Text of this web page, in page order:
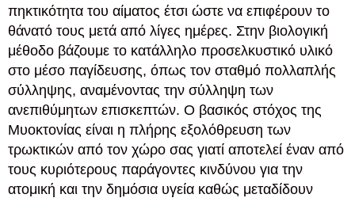
πηκτικότητα του αίματος έτσι ώστε να επιφέρουν το
θάνατό τους μετά από λίγες ημέρες. Στην βιολογική
μέθοδο βάζουμε το κατάλληλο προσελκυστικό υλικό
στο μέσο παγίδευσης, όπως τον σταθμό πολλαπλής
σύλληψης, αναμένοντας την σύλληψη των
ανεπιθύμητων επισκεπτών. Ο βασικός στόχος της
Μυοκτονίας είναι η πλήρης εξολόθρευση των
τρωκτικών από τον χώρο σας γιατί αποτελεί έναν από
τους κυριότερους παράγοντες κινδύνου για την
ατομική και την δημόσια υγεία καθώς μεταδίδουν